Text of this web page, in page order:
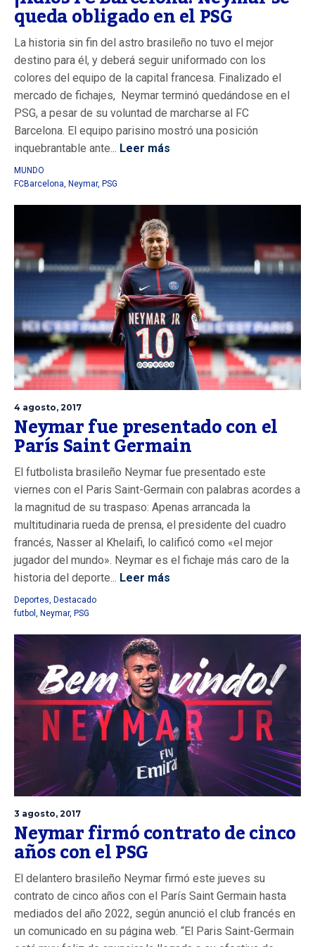
queda obligado en el PSG
La historia sin fin del astro brasileño no tuvo el mejor
destino para él, y deberá seguir uniformado con los
colores del equipo de la capital francesa. Finalizado el
mercado de fichajes, Neymar terminó quedándose en el
PSG, a pesar de su voluntad de marcharse al FC
Barcelona. El equipo parisino mostró una posición
inquebrantable ante... Leer más
MUNDO
FCBarcelona, Neymar, PSG
4 agosto, 2017
Neymar fue presentado con el
París Saint Germain
El futbolista brasileño Neymar fue presentado este
viernes con el Paris Saint-Germain con palabras acordes a
la magnitud de su traspaso: Apenas arrancada la
multitudinaria rueda de prensa, el presidente del cuadro
francés, Nasser al Khelaifi, lo calificó como «el mejor
jugador del mundo». Neymar es el fichaje más caro de la
historia del deporte... Leer más
Deportes, Destacado
futbol , Neymar, PSG
3 agosto, 2017
Neymar firmó contrato de cinco
años con el PSG
El delantero brasileño Neymar firmó este jueves su
contrato de cinco años con el París Saint Germain hasta
mediados del año 2022, según anunció el club francés en
un comunicado en su página web. “El Paris Saint-Germain